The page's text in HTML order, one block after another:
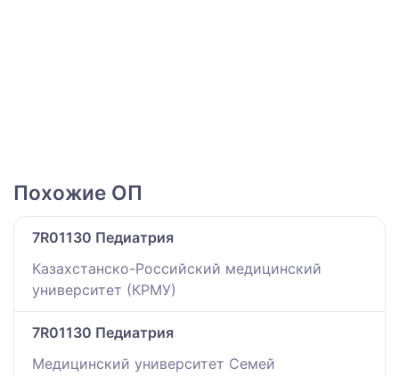
Похожие ОП
7R01130 Педиатрия
Казахстанско-Российский медицинский
университет (КРМУ)
7R01130 Педиатрия
Медицинский университет Семей